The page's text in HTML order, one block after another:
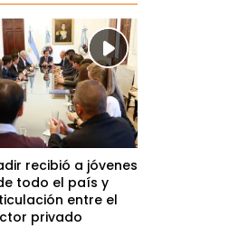
recibió a jóvenes
todo el país y
entre el
privado